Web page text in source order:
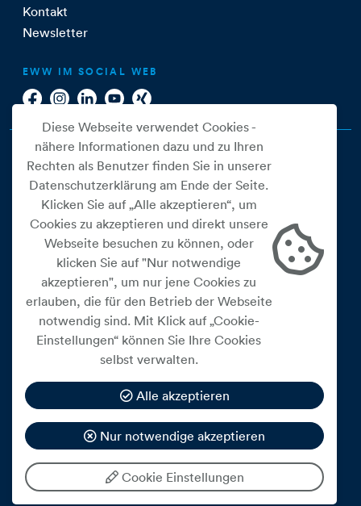
Kontakt
Newsletter
EWW IM SOCIAL WEB
Cookie Einstellungen
Datenschutz
Impressum
Widerrufsbelehrung
Medienfreiheitsgesetz
Barrierefreiheitserklärung
Hinweisgeberschutz
Mein Konto
© 2026 eww ag
Diese Webseite verwendet Cookies -
nähere Informationen dazu und zu Ihren
Rechten als Benutzer finden Sie in unserer
Datenschutzerklärung am Ende der Seite.
Klicken Sie auf „Alle akzeptieren“, um
Cookies zu akzeptieren und direkt unsere
Webseite besuchen zu können, oder
klicken Sie auf "Nur notwendige
akzeptieren", um nur jene Cookies zu
erlauben, die für den Betrieb der Webseite
notwendig sind. Mit Klick auf „Cookie-
Einstellungen“ können Sie Ihre Cookies
selbst verwalten.
Alle akzeptieren
Nur notwendige akzeptieren
Cookie Einstellungen